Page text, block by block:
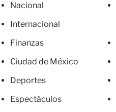
Nacional
Internacional
Finanzas
Ciudad de México
Deportes
Espectáculos